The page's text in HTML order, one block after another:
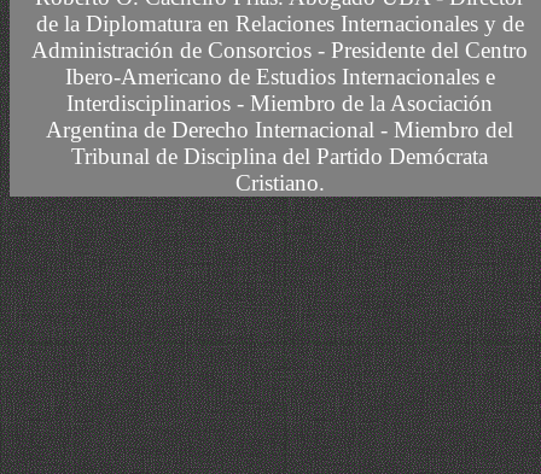
de la Diplomatura en Relaciones Internacionales y de
Administración de Consorcios - Presidente del Centro
Ibero-Americano de Estudios Internacionales e
Interdisciplinarios - Miembro de la Asociación
Argentina de Derecho Internacional - Miembro del
Tribunal de Disciplina del Partido Demócrata
Cristiano.